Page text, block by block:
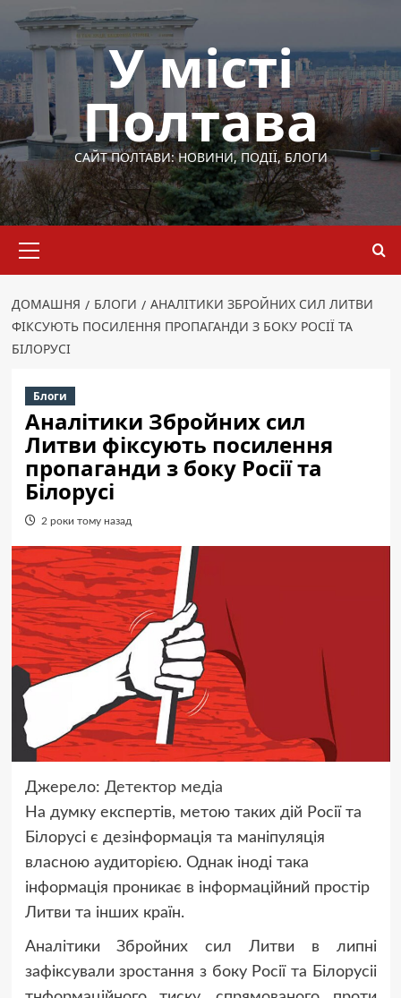
Перейти
вмісту
У місті
Полтава
САЙТ ПОЛТАВИ: НОВИНИ, ПОДІЇ, БЛОГИ
меню
ДОМАШНЯ БЛОГИ
АНАЛІТИКИ ЗБРОЙНИХ СИЛ ЛИТВИ
ФІКСУЮТЬ ПОСИЛЕННЯ ПРОПАГАНДИ З БОКУ РОСІЇ ТА
БІЛОРУСІ
Блоги
Аналітики Збройних сил
Литви фіксують посилення
пропаганди з боку Росії та
Білорусі
2 роки тому назад
Джерело: Детектор медіа
На думку експертів, метою таких дій Росії та
Білорусі є дезінформація та маніпуляція
власною аудиторією. Однак іноді така
інформація проникає в інформаційний простір
Литви та інших країн.
Аналітики Збройних сил Литви в липні
зафіксували зростання з боку Росії та Білорусіі